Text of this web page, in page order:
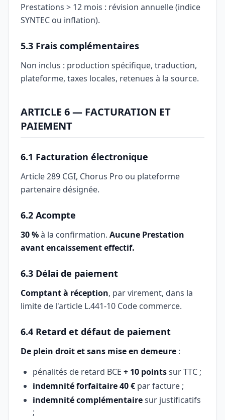
Prestations > 12 mois : révision annuelle (indice
SYNTEC ou inflation).
5.3 Frais complémentaires
Non inclus : production spécifique, traduction,
plateforme, taxes locales, retenues à la source.
ARTICLE 6 — FACTURATION ET
PAIEMENT
6.1 Facturation électronique
Article 289 CGI, Chorus Pro ou plateforme
partenaire désignée.
6.2 Acompte
30 %à la confirmation. Aucune Prestation
avant encaissement effectif.
6.3 Délai de paiement
Comptant à réception, par virement, dans la
limite de l'article L.441-10 Code commerce.
6.4 Retard et défaut de paiement
De plein droit et sans mise en demeure :
pénalités de retard BCE + 10 pointssur TTC ;
indemnité forfaitaire 40 € par facture ;
indemnité complémentairesur justificatifs
;